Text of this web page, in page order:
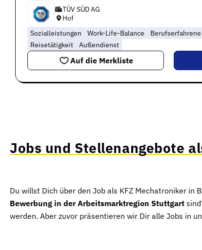
TÜV SÜD AG
Hof
Sozialleistungen
Work-Life-Balance Berufserfahrene
Reisetätigkeit
Außendienst
Auf die Merkliste
Jobs und Stellenangebote
Du willst Dich über den Job als KFZ Mechatroniker in
Bewerbung in der Arbeitsmarktregion Stuttgart
werden. Aber zuvor präsentieren wir Dir alle Jobs in